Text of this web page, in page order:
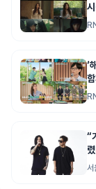
‘
“
서